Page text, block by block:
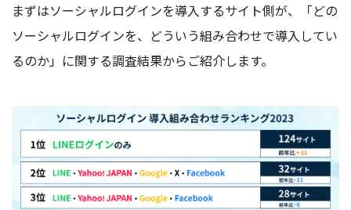
まずはソーシャルログインを導入するサイト側が、「どの
ソーシャルログインを、どういう組み合わせで導入してい
るのか」に関する調査結果からご紹介します。